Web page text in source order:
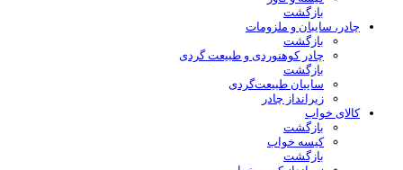
بازگشت
چادر، سایبان و ملزومات
بازگشت
چادر کوهنوردی و طبیعت گردی
بازگشت
سایبان طبیعت‌گردی
زیرانداز چادر
کالای خواب
بازگشت
کیسه خواب
بازگشت